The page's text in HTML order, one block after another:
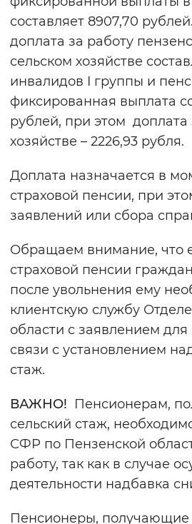
составляет 8907,70
доплата за работу
сельском хозяйстве
инвалидов I группы и
фиксированная выплата
рублей, при этом доплата
хозяйстве – 2226,93 рубля.
Доплата назначается в
страховой пенсии, при
заявлений или сбора
Обращаем внимание, что
страховой пенсии
после увольнения ему
клиентскую службу
области с заявлением
связи с установлением
стаж.
ВАЖНО! Пенсионерам,
сельский стаж,
СФР по Пензенской
работу, так как в случае
деятельности надбавка
Пенсионеры,